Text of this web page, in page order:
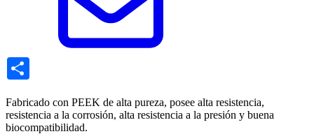
Fabricado con PEEK de alta pureza, posee alta resistencia,
resistencia a la corrosión, alta resistencia a la presión y buena
biocompatibilidad.